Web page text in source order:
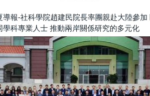
動花絮】2023年第九屆文廈論壇